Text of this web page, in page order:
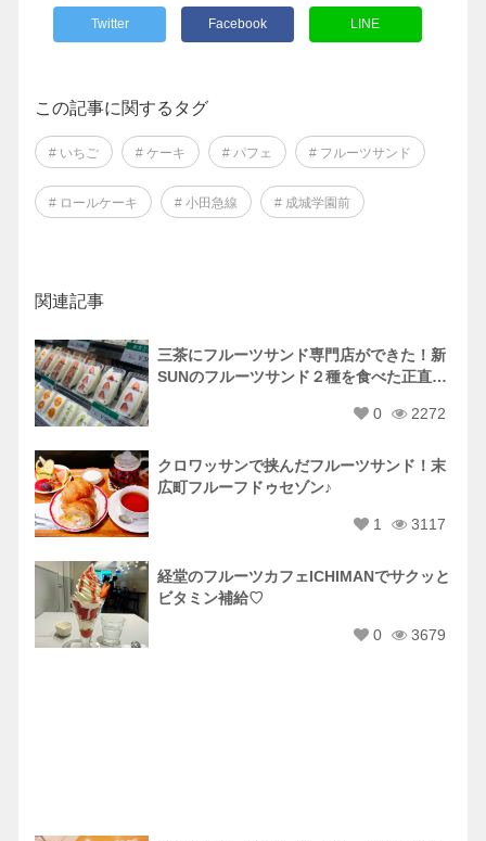
Twitter Facebook LINE
この記事に関するタグ
# いちご # ケーキ # パフェ # フルーツサンド
# ロールケーキ # 小田急線 # 成城学園前
関連記事
三茶にフルーツサンド専門店ができた！新
SUNのフルーツサンド２種を食べた正直な
0
2272
クロワッサンで挟んだフルーツサンド！末
広町フルーフドゥセゾン♪
1 3117
経堂のフルーツカフェICHIMANでサクッと
ビタミン補給♡
0 3679